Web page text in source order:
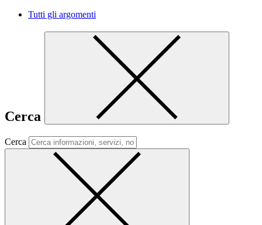
Tutti gli argomenti
Cerca
Cerca